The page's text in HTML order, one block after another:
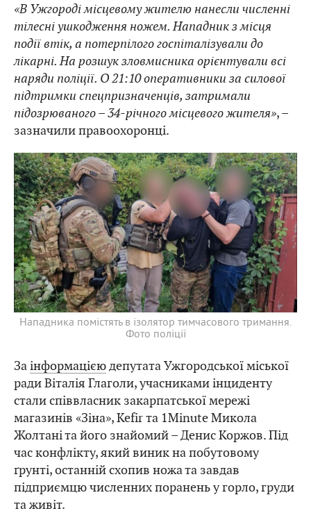
«В Ужгороді місцевому жителю нанесли численні
тілесні ушкодження ножем. Нападник з місця
події втік, а потерпілого госпіталізували до
лікарні. На розшук зловмисника орієнтували всі
наряди поліції. О 21:10 оперативники за силової
підтримки спецпризначенців, затримали
підозрюваного – 34-річного місцевого жителя», –
зазначили правоохоронці.
Нападника помістять в ізолятор тимчасового тримання.
Фото поліції
Заінформацієюдепутата Ужгородської міської
ради Віталія Глаголи, учасниками інциденту
стали співвласник закарпатської мережі
магазинів «Зіна», Kefir та 1Minute Микола
Жолтані та його знайомий – Денис Коржов. Під
час конфлікту, який виник на побутовому
ґрунті, останній схопив ножа та завдав
підприємцю численних поранень у горло, груди
та живіт.